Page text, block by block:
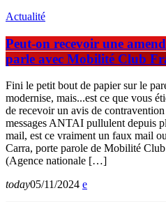
Actualité
Peut-on recevoir une
parle avec Mobilité Club
Fini le petit bout de papier sur le
modernise, mais...est ce que vous
de recevoir un avis de
messages ANTAI pullulent depuis
mail, est ce vraiment un faux mail
Carra, porte parole de Mobilité
(Agence nationale […]
today05/11/2024